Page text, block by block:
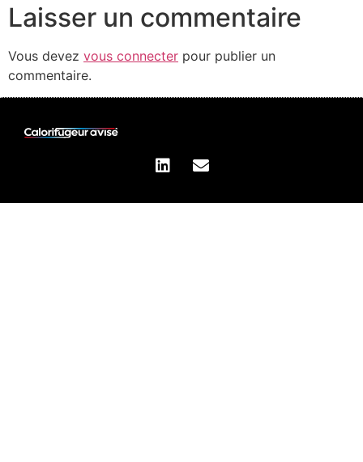
Laisser un commentaire
Vous devez vous connecter pour publier un
commentaire.